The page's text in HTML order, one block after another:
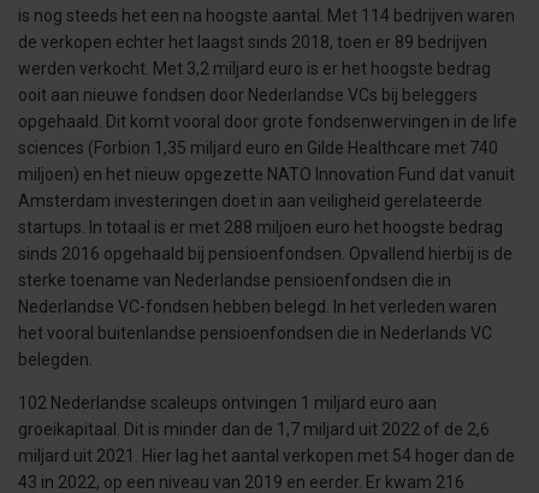
is nog steeds het een na hoogste aantal. Met 114 bedrijven waren
de verkopen echter het laagst sinds 2018, toen er 89 bedrijven
werden verkocht. Met 3,2 miljard euro is er het hoogste bedrag
ooit aan nieuwe fondsen door Nederlandse VCs bij beleggers
opgehaald. Dit komt vooral door grote fondsenwervingen in de life
sciences (Forbion 1,35 miljard euro en Gilde Healthcare met 740
miljoen) en het nieuw opgezette NATO Innovation Fund dat vanuit
Amsterdam investeringen doet in aan veiligheid gerelateerde
startups. In totaal is er met 288 miljoen euro het hoogste bedrag
sinds 2016 opgehaald bij pensioenfondsen. Opvallend hierbij is de
sterke toename van Nederlandse pensioenfondsen die in
Nederlandse VC-fondsen hebben belegd. In het verleden waren
het vooral buitenlandse pensioenfondsen die in Nederlands VC
belegden.
102 Nederlandse scaleups ontvingen 1 miljard euro aan
groeikapitaal. Dit is minder dan de 1,7 miljard uit 2022 of de 2,6
miljard uit 2021. Hier lag het aantal verkopen met 54 hoger dan de
43 in 2022, op een niveau van 2019 en eerder. Er kwam 216